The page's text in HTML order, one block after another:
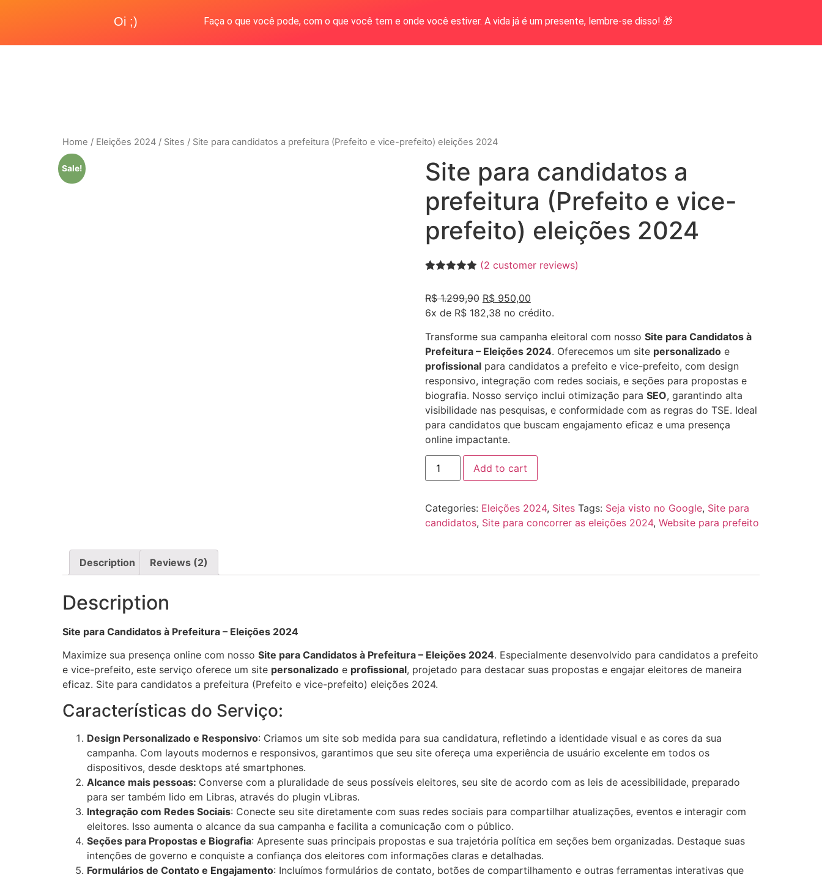
Oi ;) Faça o que você pode, com o que você tem e onde você estiver. A vida já é um presente, lembre-se disso! 🎁
Home / Eleições 2024 / Sites / Site para candidatos a prefeitura (Prefeito e vice-prefeito) eleições 2024
Sale!
Site para candidatos a
prefeitura (Prefeito e vice-
prefeito) eleições 2024
based on
customer
ratings
(2 customer reviews)
R$1.299,90 R$950,00
6x deR$ 182,38 no crédito.
Transforme sua campanha eleitoral com nosso Site para Candidatos à
Prefeitura – Eleições 2024. Oferecemos um site personalizadoe
profissionalpara candidatos a prefeito e vice-prefeito, com design
responsivo, integração com redes sociais, e seções para propostas e
biografia. Nosso serviço inclui otimização para SEO, garantindo alta
visibilidade nas pesquisas, e conformidade com as regras do TSE. Ideal
para candidatos que buscam engajamento eficaz e uma presença
online impactante.
Add to cart
Categories: Eleições 2024, Sites Tags: Seja visto no Google, Site para
candidatos, Site para concorrer as eleições 2024, Website para prefeito
Description Reviews (2)
Description
Site para Candidatos à Prefeitura – Eleições 2024
Maximize sua presença online com nosso Site para Candidatos à Prefeitura – Eleições 2024. Especialmente desenvolvido para candidatos a prefeito
e vice-prefeito, este serviço oferece um site personalizado e profissional, projetado para destacar suas propostas e engajar eleitores de maneira
eficaz. Site para candidatos a prefeitura (Prefeito e vice-prefeito) eleições 2024.
Características do Serviço:
Design Personalizado e Responsivo: Criamos um site sob medida para sua candidatura, refletindo a identidade visual e as cores da sua
campanha. Com layouts modernos e responsivos, garantimos que seu site ofereça uma experiência de usuário excelente em todos os
dispositivos, desde desktops até smartphones.
Alcance mais pessoas: Converse com a pluralidade de seus possíveis eleitores, seu site de acordo com as leis de acessibilidade, preparado
para ser também lido em Libras, através do plugin vLibras.
Integração com Redes Sociais: Conecte seu site diretamente com suas redes sociais para compartilhar atualizações, eventos e interagir com
eleitores. Isso aumenta o alcance da sua campanha e facilita a comunicação com o público.
Seções para Propostas e Biografia: Apresente suas principais propostas e sua trajetória política em seções bem organizadas. Destaque suas
intenções de governo e conquiste a confiança dos eleitores com informações claras e detalhadas.
Formulários de Contato e Engajamento: Incluímos formulários de contato, botões de compartilhamento e outras ferramentas interativas que